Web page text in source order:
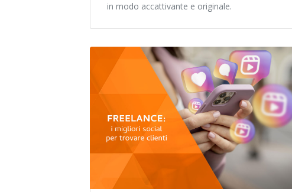
in modo accattivante e originale.